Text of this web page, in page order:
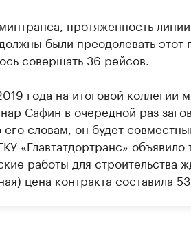
протяженность
были преодолевать этот
совершать 36 рейсов.
года на итоговой коллегии
Сафин в очередной раз
его словам, он будет
«Главтатдортранс»
работы для строительства
цена контракта составила